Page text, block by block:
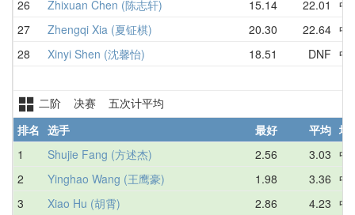
26
Zhixuan Chen (陈志轩) 15.14 22.01
中
27
Zhengqi Xia (夏钲棋) 20.30 22.64 中
28
Xinyi Shen (沈馨怡) 18.51 DNF 中
二阶 决赛 五次计平均
排名 选手 最好 平均 地
1
Shujie Fang (方述杰) 2.56 3.03 中
2
Yinghao Wang (王鹰豪) 1.98 3.36 中
3
Xiao Hu (胡霄) 2.86 4.23 中